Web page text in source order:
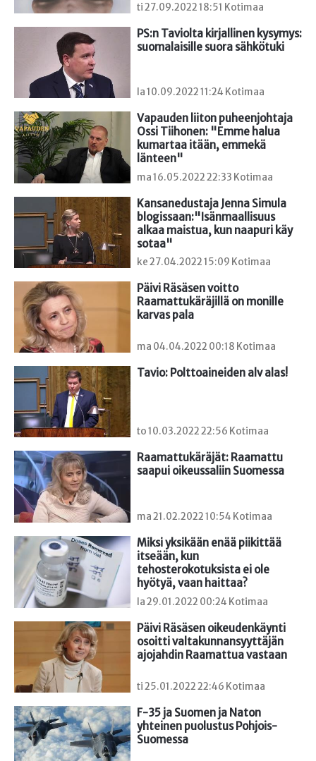
ti 27.09.2022 18:51 Kotimaa
PS:n Taviolta kirjallinen kysymys:
suomalaisille suora sähkötuki
la 10.09.2022 11:24 Kotimaa
Vapauden liiton puheenjohtaja
Ossi Tiihonen: "Emme halua
kumartaa itään, emmekä
länteen"
ma 16.05.2022 22:33 Kotimaa
Kansanedustaja Jenna Simula
blogissaan:"Isänmaallisuus
alkaa maistua, kun naapuri käy
sotaa"
ke 27.04.2022 15:09 Kotimaa
Päivi Räsäsen voitto
Raamattukäräjillä on monille
karvas pala
ma 04.04.2022 00:18 Kotimaa
Tavio: Polttoaineiden alv alas!
to 10.03.2022 22:56 Kotimaa
Raamattukäräjät: Raamattu
saapui oikeussaliin Suomessa
ma 21.02.2022 10:54 Kotimaa
Miksi yksikään enää piikittää
itseään, kun
tehosterokotuksista ei ole
hyötyä, vaan haittaa?
la 29.01.2022 00:24 Kotimaa
Päivi Räsäsen oikeudenkäynti
osoitti valtakunnansyyttäjän
ajojahdin Raamattua vastaan
ti 25.01.2022 22:46 Kotimaa
F-35 ja Suomen ja Naton
yhteinen puolustus Pohjois-
Suomessa